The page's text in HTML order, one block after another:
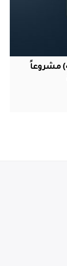
الداخلية: إجراء تحقيق قضائي في (433) مشروعاً